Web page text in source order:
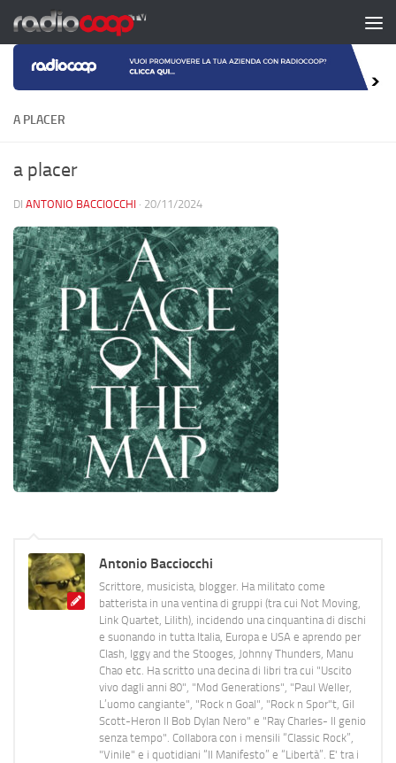
Salta al contenuto
A PLACER
a placer
DI ANTONIO BACCIOCCHI · 20/11/2024
Antonio Bacciocchi
Scrittore, musicista, blogger. Ha militato come
batterista in una ventina di gruppi (tra cui Not Moving,
Link Quartet, Lilith), incidendo una cinquantina di dischi
e suonando in tutta Italia, Europa e USA e aprendo per
Clash, Iggy and the Stooges, Johnny Thunders, Manu
Chao etc. Ha scritto una decina di libri tra cui "Uscito
vivo dagli anni 80", "Mod Generations", "Paul Weller,
L’uomo cangiante", "Rock n Goal", "Rock n Spor"t, Gil
Scott-Heron Il Bob Dylan Nero" e "Ray Charles- Il genio
senza tempo". Collabora con i mensili “Classic Rock”,
"Vinile" e i quotidiani “Il Manifesto” e “Libertà”. E' tra i